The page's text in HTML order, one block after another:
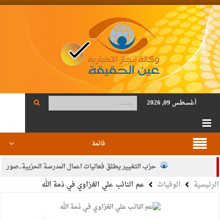
أغسطس 09, 2026
قائمة
حزب التغيير يطلق فعاليات اعمال المدرسة الحزبية..صور
الجيش يفتح باب التجنيد لحملة البكالوريوس في الحقوق والقانون
بيان اجتماع عمّان:دعم الوصاية الهاشمية التاريخية على المقدسات
الرئيسية الوفيات عم النائب علي الغزاوي في ذمة الله